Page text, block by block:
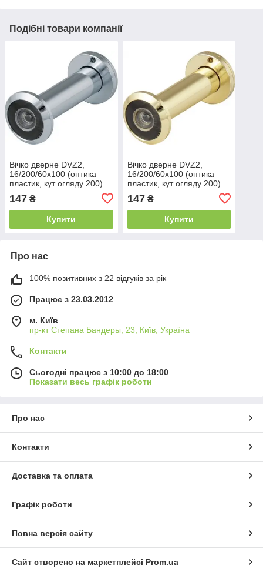
Подібні товари компанії
Вічко дверне DVZ2,
16/200/60x100 (оптика
пластик, кут огляду 200)
147 ₴
Купити
Вічко дверне DVZ2,
16/200/60x100 (оптика
пластик, кут огляду 200)
147₴
Купити
Про нас
100% позитивних з 22 відгуків за рік
Працює з 23.03.2012
м. Київ
пр-кт Степана Бандеры, 23, Київ, Україна
Контакти
Сьогодні працює з 10:00 до 18:00
Показати весь графік роботи
Про нас
Контакти
Доставка та оплата
Графік роботи
Повна версія сайту
Сайт створено на маркетплейсі Prom.ua